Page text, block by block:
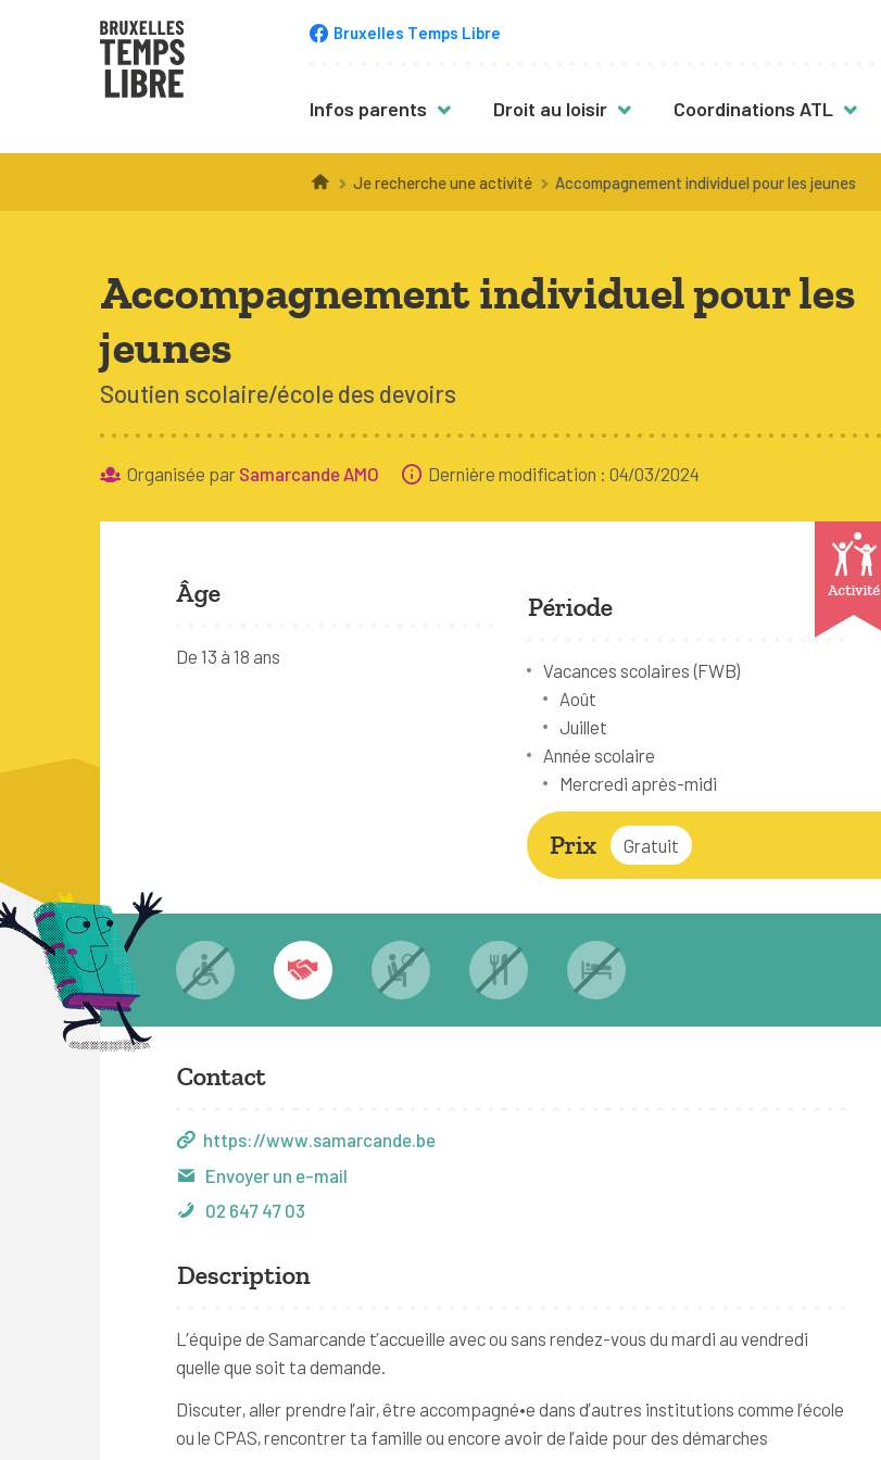
Bruxelles Temps Libre
Infos parents
Équipement
Santé
handicap
Droit au loisir Coordinations ATL
Je recherche une activité Accompagnement individuel pour les jeunes
Accompagnement individuel pour les
jeunes
Soutien scolaire/école des devoirs
Organisée par Samarcande AMO Dernière modification : 04/03/2024
Activité
Âge
De 13 à 18 ans
Période
Vacances scolaires (FWB)
Août
Juillet
Année scolaire
Mercredi après-midi
Prix Gratuit
Contact
https://www.samarcande.be
Envoyer un e-mail
02 647 47 03
Description
L’équipe de Samarcande t’accueille avec ou sans rendez-vous du mardi au vendredi
quelle que soit ta demande.
Discuter, aller prendre l’air, être accompagné•e dans d’autres institutions comme l’école
ou le CPAS, rencontrer ta famille ou encore avoir de l’aide pour des démarches